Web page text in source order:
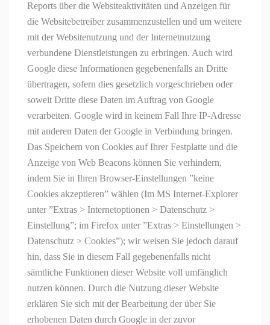
Reports über die Websiteaktivitäten und Anzeigen für
die Websitebetreiber zusammenzustellen und um weitere
mit der Websitenutzung und der Internetnutzung
verbundene Dienstleistungen zu erbringen. Auch wird
Google diese Informationen gegebenenfalls an Dritte
übertragen, sofern dies gesetzlich vorgeschrieben oder
soweit Dritte diese Daten im Auftrag von Google
verarbeiten. Google wird in keinem Fall Ihre IP-Adresse
mit anderen Daten der Google in Verbindung bringen.
Das Speichern von Cookies auf Ihrer Festplatte und die
Anzeige von Web Beacons können Sie verhindern,
indem Sie in Ihren Browser-Einstellungen ”keine
Cookies akzeptieren” wählen (Im MS Internet-Explorer
unter ”Extras > Internetoptionen > Datenschutz >
Einstellung”; im Firefox unter ”Extras > Einstellungen >
Datenschutz > Cookies”); wir weisen Sie jedoch darauf
hin, dass Sie in diesem Fall gegebenenfalls nicht
sämtliche Funktionen dieser Website voll umfänglich
nutzen können. Durch die Nutzung dieser Website
erklären Sie sich mit der Bearbeitung der über Sie
erhobenen Daten durch Google in der zuvor